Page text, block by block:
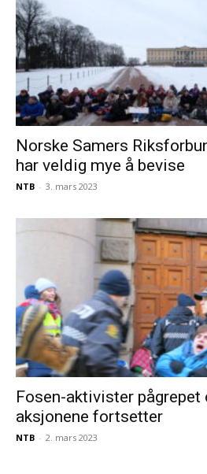
Norske Samers
har veldig mye å bevise
NTB - 3. mars 2023
Fosen-aktivister pågrepet
aksjonene fortsetter
NTB - 2. mars 2023